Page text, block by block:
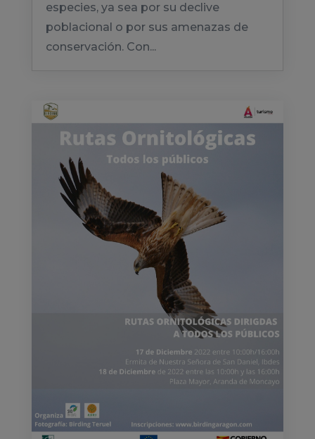
especies, ya sea por su declive
poblacional o por sus amenazas de
conservación. Con...